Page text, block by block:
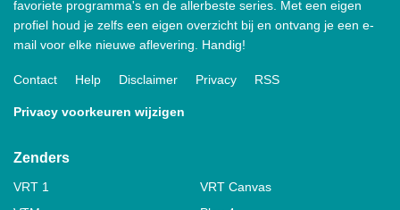
favoriete programma's en de allerbeste series. Met een eigen
profiel houd je zelfs een eigen overzicht bij en ontvang je een e-
mail voor elke nieuwe aflevering. Handig!
Contact Help Disclaimer Privacy RSS
Privacy voorkeuren wijzigen
Zenders
VRT 1
VRT Canvas